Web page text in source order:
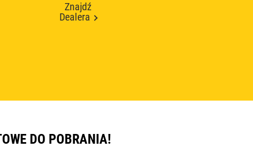
Znajdź
Dealera
DO POBRANIA!